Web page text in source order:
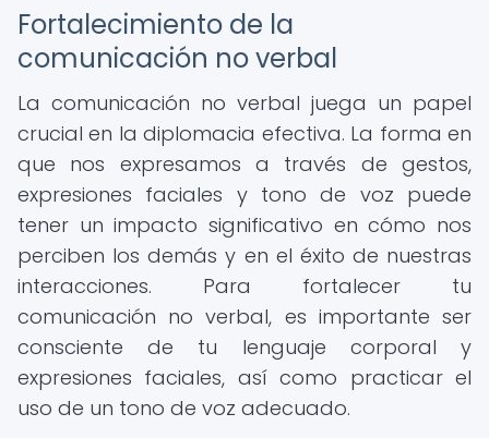
Fortalecimiento de la
comunicación no verbal
La comunicación no verbal juega un papel
crucial en la diplomacia efectiva. La forma en
que nos expresamos a través de gestos,
expresiones faciales y tono de voz puede
tener un impacto significativo en cómo nos
perciben los demás y en el éxito de nuestras
interacciones. Para fortalecer tu
comunicación no verbal, es importante ser
consciente de tu lenguaje corporal y
expresiones faciales, así como practicar el
uso de un tono de voz adecuado.